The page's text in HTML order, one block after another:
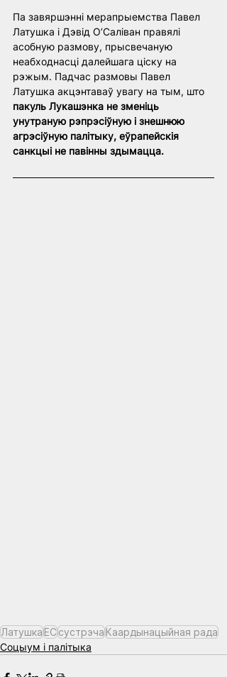
Па завяршэнні мерапрыемства Павел
Латушка і Дэвід О’Саліван правялі
асобную размову, прысвечаную
неабходнасці далейшага ціску на
рэжым. Падчас размовы Павел
Латушка акцэнтаваў увагу на тым, што
пакуль Лукашэнка не зменіць
унутраную рэпрэсіўную і знешнюю
агрэсіўную палітыку, еўрапейскія
санкцыі не павінны здымацца.
ЛатушкаЕСсустрэчаКаардынацыйная рада
Соцыум і палітыка